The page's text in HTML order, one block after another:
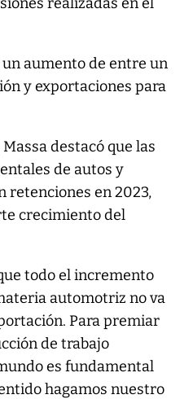
aumento de entre un
y exportaciones para
destacó que las
de autos y
retenciones en 2023,
crecimiento del
todo el incremento
automotriz no va
Para premiar
de trabajo
es fundamental
hagamos nuestro